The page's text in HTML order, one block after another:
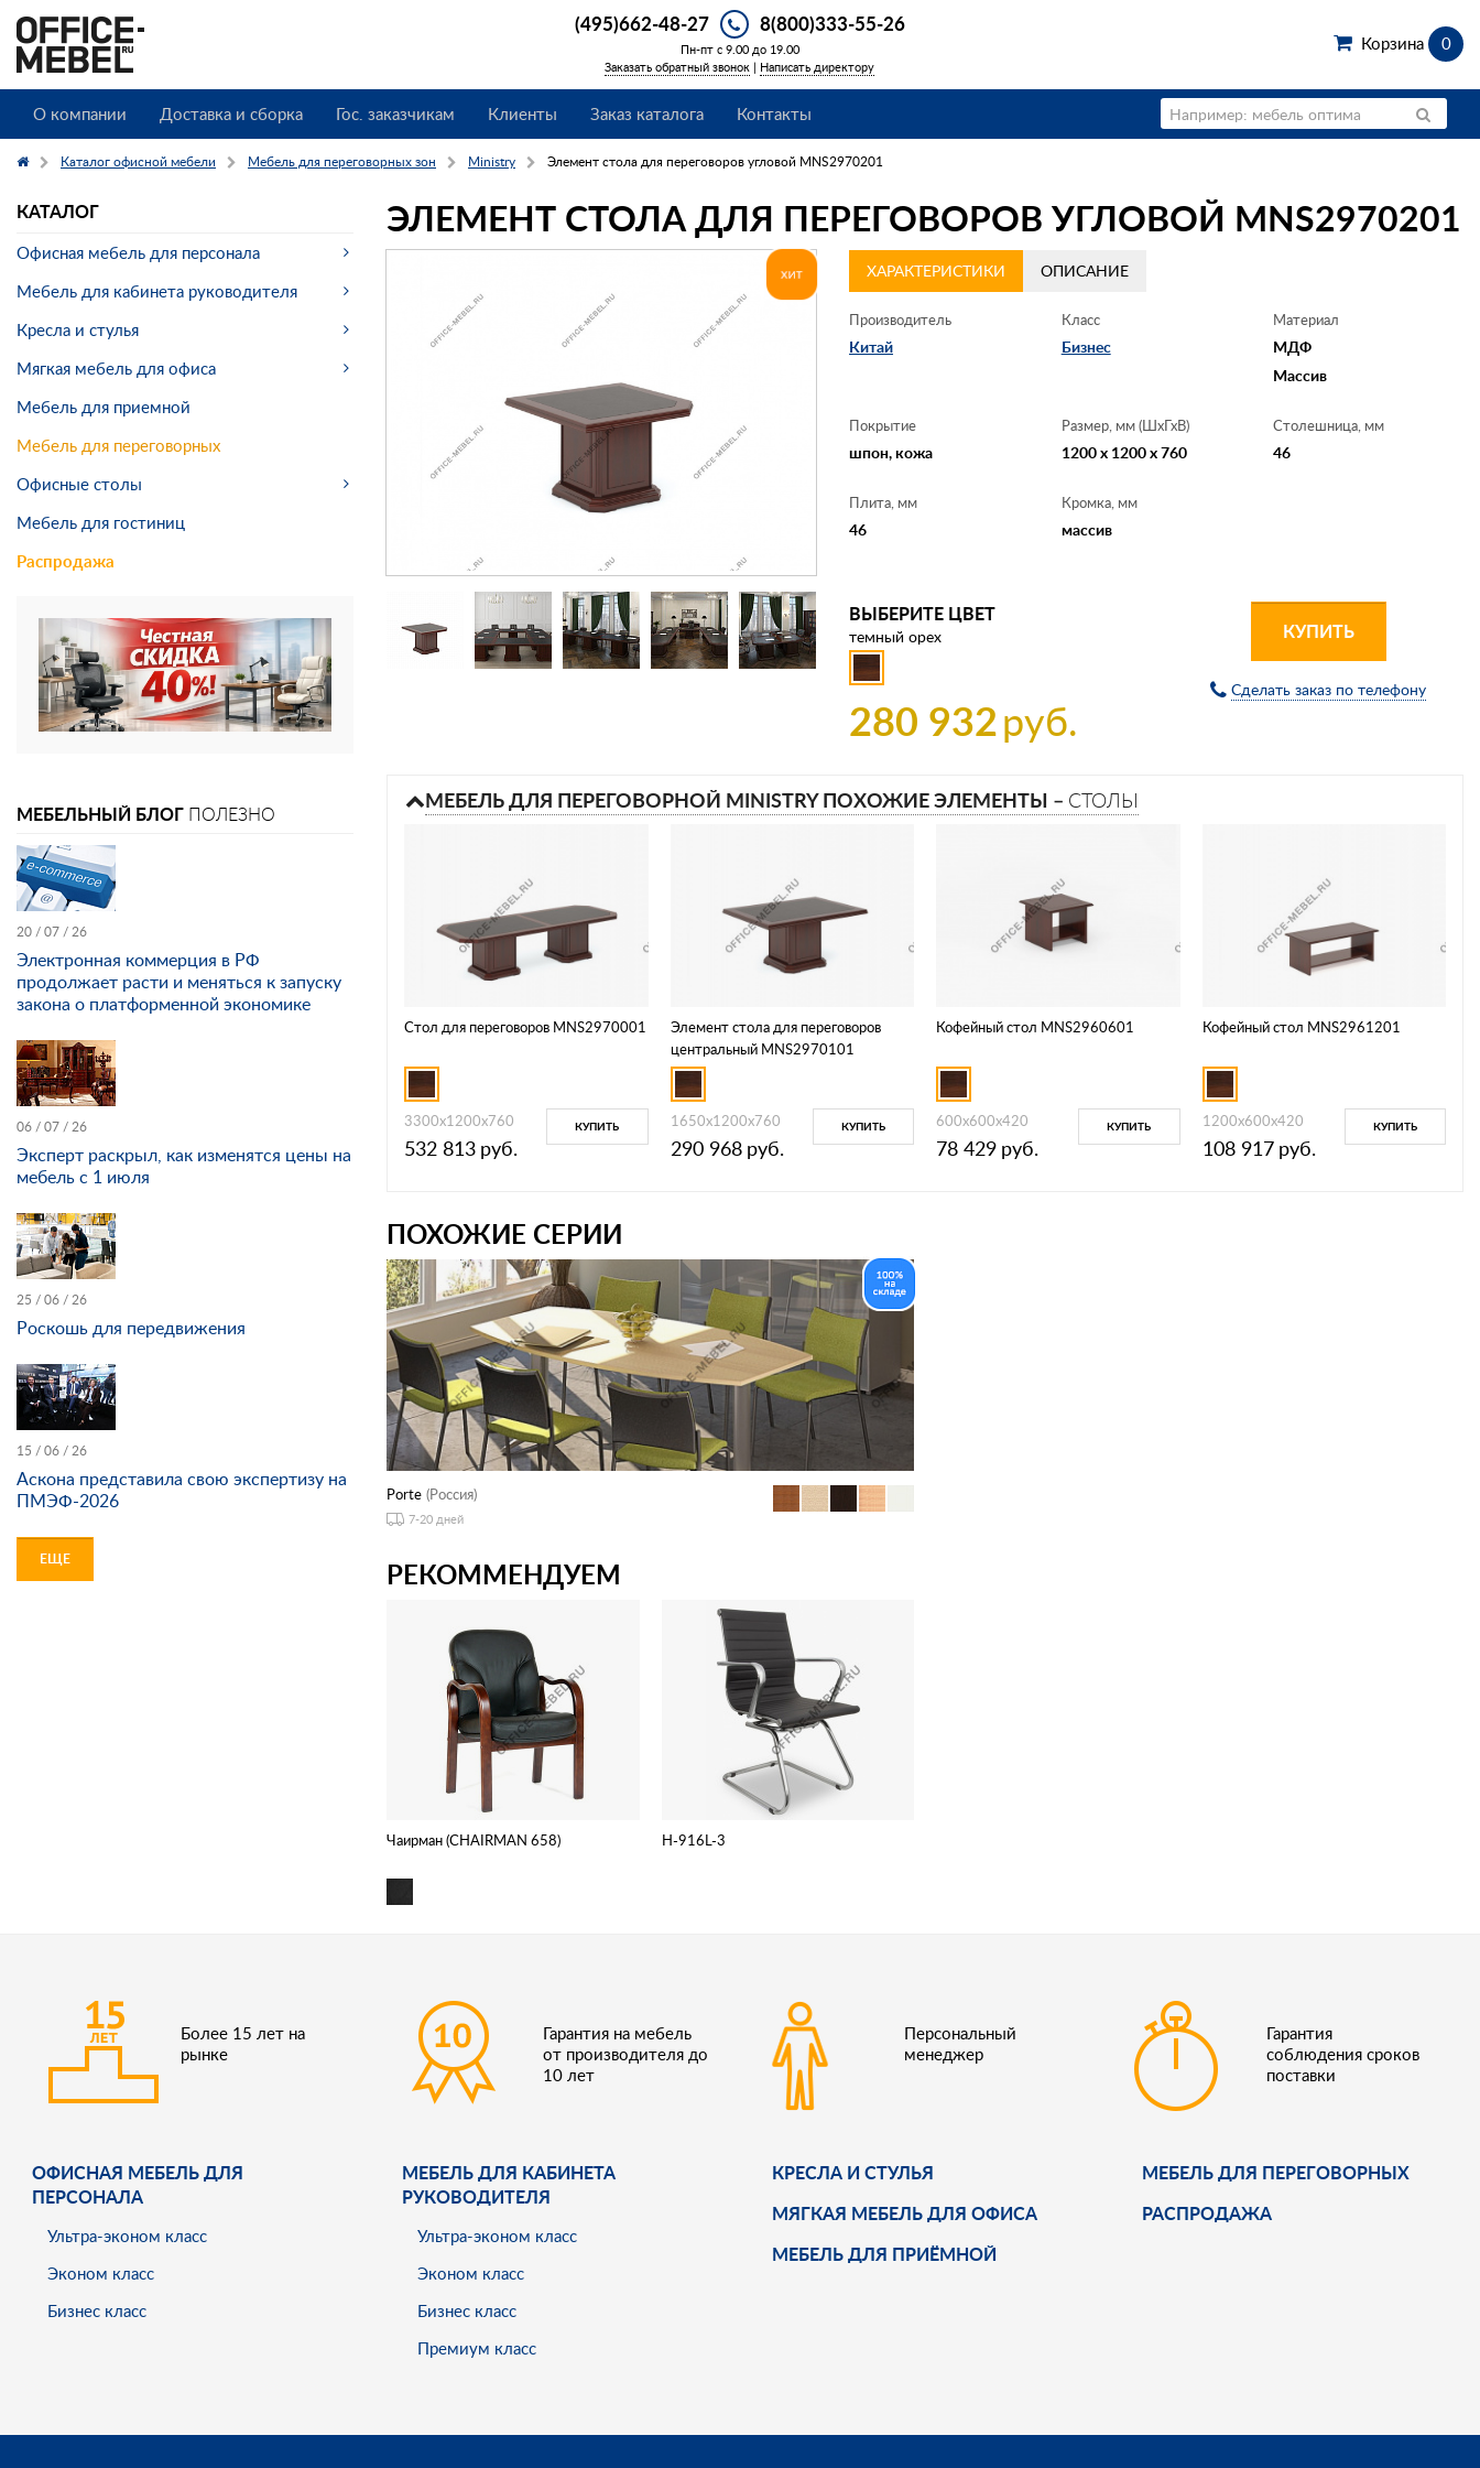
(495)662-48-27 8(800)333-55-26
Пн-пт с 9.00 до 19.00
Заказать обратный звонок | Написать директору
Корзина 0
О компании Доставка и сборка Гос. заказчикам Клиенты Заказ каталога Контакты
Каталог офисной мебели Мебель для переговорных зон Ministry Элемент стола для переговоров угловой MNS2970201
ЭЛЕМЕНТ СТОЛА ДЛЯ ПЕРЕГОВОРОВ УГЛОВОЙ MNS2970201
ХАРАКТЕРИСТИКИ ОПИСАНИЕ
Производитель
Китай
Класс
Бизнес
Материал
МДФ
Массив
Покрытие
шпон, кожа
Размер, мм (ШхГхВ)
1200 x 1200 x 760
Столешница, мм
46
Плита, мм
46
Кромка, мм
массив
ВЫБЕРИТЕ ЦВЕТ
темный орех
280 932руб.
КУПИТЬ
Сделать заказ по телефону
МЕБЕЛЬ ДЛЯ ПЕРЕГОВОРНОЙ MINISTRY ПОХОЖИЕ ЭЛЕМЕНТЫ – СТОЛЫ
Стол для переговоров MNS2970001
3300x1200x760
532 813 руб.
КУПИТЬ
Элемент стола для переговоров
центральный MNS2970101
1650x1200x760
290 968 руб.
КУПИТЬ
Кофейный стол MNS2960601
600x600x420
78 429 руб.
КУПИТЬ
Кофейный стол MNS2961201
1200x600x420
108 917 руб.
КУПИТЬ
ПОХОЖИЕ СЕРИИ
Porte (Россия)
7-20 дней
РЕКОММЕНДУЕМ
Чаирман (CHAIRMAN 658) H-916L-3
КАТАЛОГ
Офисная мебель для персонала
Мебель для кабинета руководителя
Кресла и стулья
Мягкая мебель для офиса
Мебель для приемной
Мебель для переговорных
Офисные столы
Мебель для гостиниц
Распродажа
МЕБЕЛЬНЫЙ БЛОГ ПОЛЕЗНО
20 / 07 / 26
Электронная коммерция в РФ
продолжает расти и меняться к запуску
закона о платформенной экономике
06 / 07 / 26
Эксперт раскрыл, как изменятся цены на
мебель с 1 июля
25 / 06 / 26
Роскошь для передвижения
15 / 06 / 26
Аскона представила свою экспертизу на
ПМЭФ-2026
ЕЩЕ
Более 15 лет на
рынке
Гарантия на мебель
от производителя до
10 лет
Персональный
менеджер
Гарантия
соблюдения сроков
поставки
ОФИСНАЯ МЕБЕЛЬ ДЛЯ
ПЕРСОНАЛА
Ультра-эконом класс
Эконом класс
Бизнес класс
МЕБЕЛЬ ДЛЯ КАБИНЕТА
РУКОВОДИТЕЛЯ
Ультра-эконом класс
Эконом класс
Бизнес класс
Премиум класс
КРЕСЛА И СТУЛЬЯ
МЯГКАЯ МЕБЕЛЬ ДЛЯ ОФИСА
МЕБЕЛЬ ДЛЯ ПРИЁМНОЙ
МЕБЕЛЬ ДЛЯ ПЕРЕГОВОРНЫХ
РАСПРОДАЖА